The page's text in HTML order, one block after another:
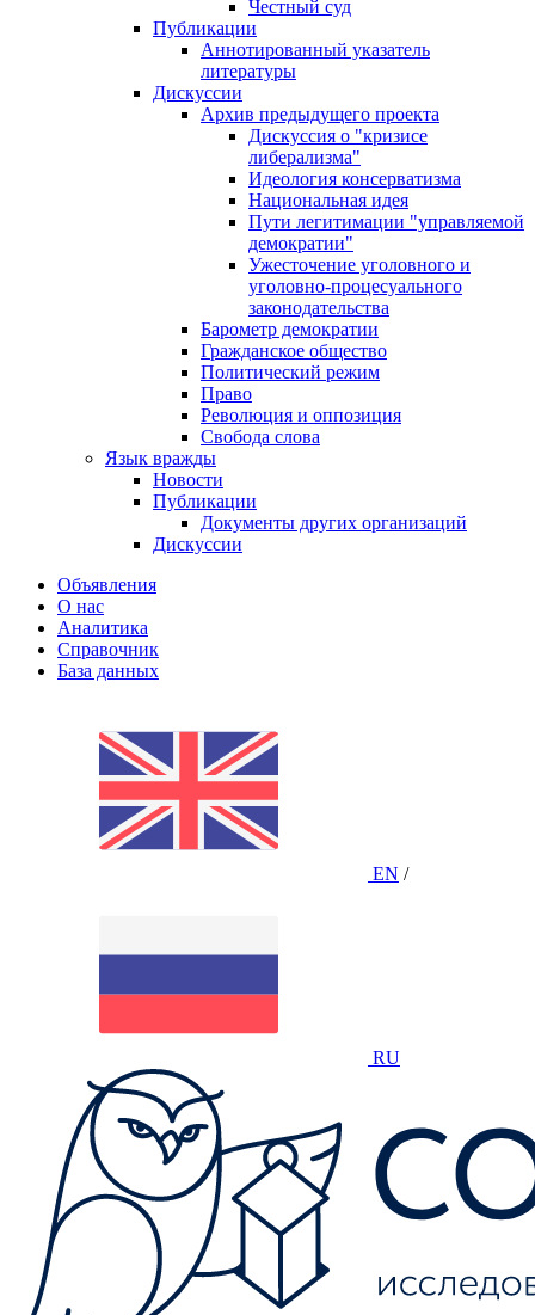
Честный суд
Публикации
Аннотированный указатель
литературы
Дискуссии
Архив предыдущего проекта
Дискуссия о "кризисе
либерализма"
Идеология консерватизма
Национальная идея
Пути легитимации "управляемой
демократии"
Ужесточение уголовного и
уголовно-процесуального
законодательства
Барометр демократии
Гражданское общество
Политический режим
Право
Революция и оппозиция
Свобода слова
Язык вражды
Новости
Публикации
Документы других организаций
Дискуссии
Объявления
О нас
Аналитика
Справочник
База данных
EN /
RU